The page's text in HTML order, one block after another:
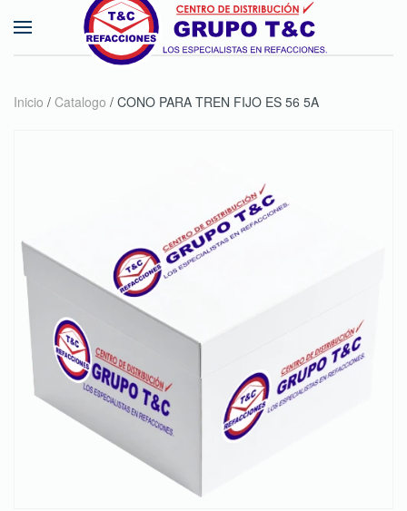
Skip to main content
Inicio / Catalogo / CONO PARA TREN FIJO ES 56 5A